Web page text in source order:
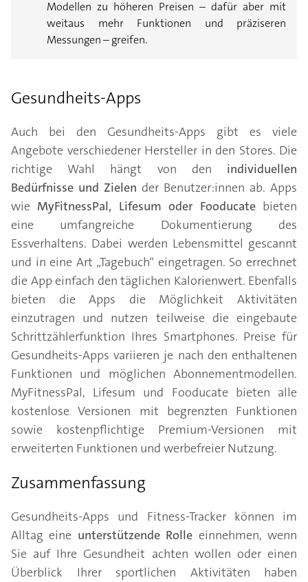
Modellen zu höheren Preisen – dafür aber mit
weitaus mehr Funktionen und präziseren
Messungen – greifen.
Gesundheits-Apps
Auch bei den Gesundheits-Apps gibt es viele
Angebote verschiedener Hersteller in den Stores. Die
richtige Wahl hängt von den individuellen
Bedürfnisse und Zielen der Benutzer:innen ab. Apps
wie MyFitnessPal, Lifesum oder Fooducatebieten
eine umfangreiche Dokumentierung des
Essverhaltens. Dabei werden Lebensmittel gescannt
und in eine Art „Tagebuch“ eingetragen. So errechnet
die App einfach den täglichen Kalorienwert. Ebenfalls
bieten die Apps die Möglichkeit Aktivitäten
einzutragen und nutzen teilweise die eingebaute
Schrittzählerfunktion Ihres Smartphones. Preise für
Gesundheits-Apps variieren je nach den enthaltenen
Funktionen und möglichen Abonnementmodellen.
MyFitnessPal, Lifesum und Fooducate bieten alle
kostenlose Versionen mit begrenzten Funktionen
sowie kostenpflichtige Premium-Versionen mit
erweiterten Funktionen und werbefreier Nutzung.
Zusammenfassung
Gesundheits-Apps und Fitness-Tracker können im
Alltag eine unterstützende Rolle einnehmen, wenn
Sie auf Ihre Gesundheit achten wollen oder einen
Überblick Ihrer sportlichen Aktivitäten haben